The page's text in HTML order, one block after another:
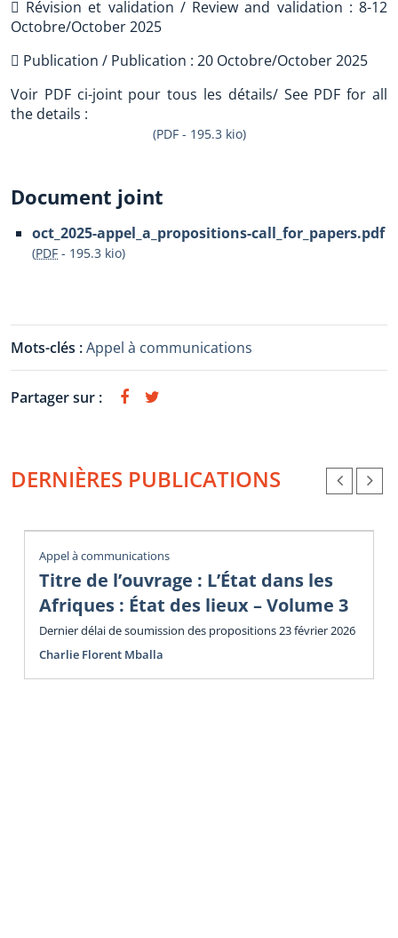
 Révision et validation / Review and validation : 8-12
Octobre/October 2025
 Publication / Publication : 20 Octobre/October 2025
Voir PDF ci-joint pour tous les détails/ See PDF for all
the details :
(PDF - 195.3 kio)
Document joint
oct_2025-appel_a_propositions-call_for_papers.pdf
(PDF - 195.3 kio)
Mots-clés :Appel à communications
Partager sur :
DERNIÈRES PUBLICATIONS
Appel à communications
Titre de l’ouvrage : L’État dans les
Afriques : État des lieux – Volume 3
Dernier délai de soumission des propositions 23 février 2026
Charlie Florent Mballa